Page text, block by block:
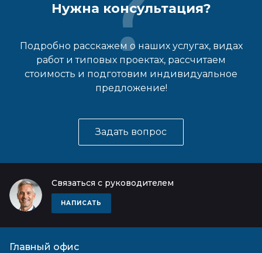
Нужна консультация?
Подробно расскажем о наших услугах, видах
работ и типовых проектах, рассчитаем
стоимость и подготовим индивидуальное
предложение!
Задать вопрос
Связаться с руководителем
НАПИСАТЬ
Главный офис